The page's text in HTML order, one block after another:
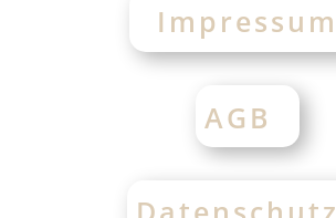
Impressum
AGB